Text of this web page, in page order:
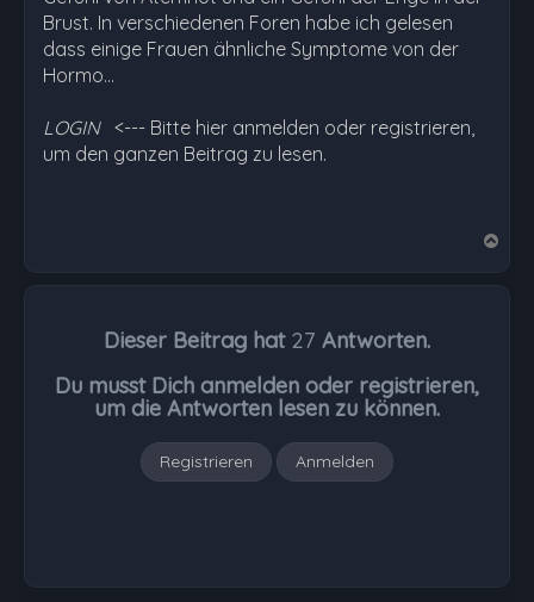
Brust. In verschiedenen Foren habe ich gelesen
dass einige Frauen ähnliche Symptome von der
Hormo…
LOGIN <--- Bitte hier anmelden oder registrieren,
um den ganzen Beitrag zu lesen.
Dieser Beitrag hat 27 Antworten.
Du musst Dich anmelden oder registrieren,
um die Antworten lesen zu können.
Registrieren Anmelden